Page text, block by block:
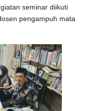
seminar diikuti
pengampuh mata